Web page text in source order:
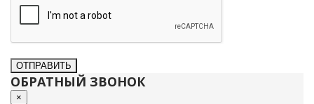
ОБРАТНЫЙ ЗВОНОК
×